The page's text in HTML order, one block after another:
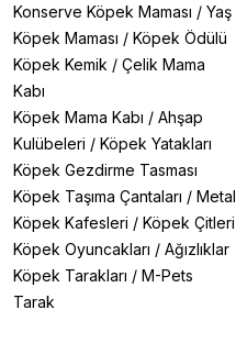
Konserve Köpek Maması / Yaş
Köpek Maması / Köpek Ödülü
Köpek Kemik / Çelik Mama
Kabı
Köpek Mama Kabı / Ahşap
Kulübeleri / Köpek Yatakları
Köpek Gezdirme Tasması
Köpek Taşıma Çantaları / Metal
Köpek Kafesleri / Köpek Çitleri
Köpek Oyuncakları / Ağızlıklar
Köpek Tarakları / M-Pets
Tarak